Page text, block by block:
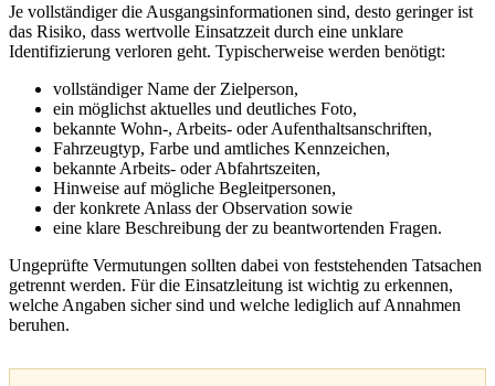
Je vollständiger die Ausgangsinformationen sind, desto geringer ist
das Risiko, dass wertvolle Einsatzzeit durch eine unklare
Identifizierung verloren geht. Typischerweise werden benötigt:
vollständiger Name der Zielperson,
ein möglichst aktuelles und deutliches Foto,
bekannte Wohn-, Arbeits- oder Aufenthaltsanschriften,
Fahrzeugtyp, Farbe und amtliches Kennzeichen,
bekannte Arbeits- oder Abfahrtszeiten,
Hinweise auf mögliche Begleitpersonen,
der konkrete Anlass der Observation sowie
eine klare Beschreibung der zu beantwortenden Fragen.
Ungeprüfte Vermutungen sollten dabei von feststehenden Tatsachen
getrennt werden. Für die Einsatzleitung ist wichtig zu erkennen,
welche Angaben sicher sind und welche lediglich auf Annahmen
beruhen.